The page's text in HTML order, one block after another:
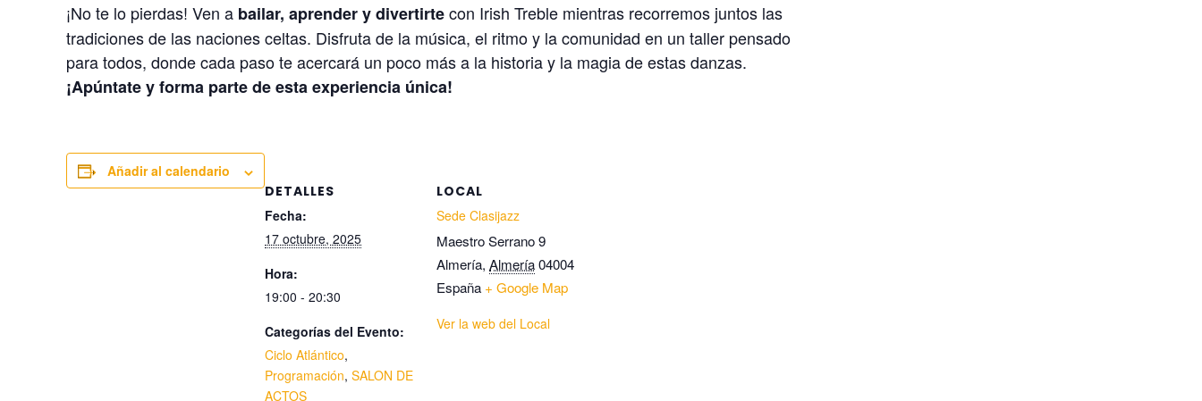
¡No te lo pierdas! Ven a bailar, aprender y divertirtecon Irish Treble mientras recorremos juntos las
tradiciones de las naciones celtas. Disfruta de la música, el ritmo y la comunidad en un taller pensado
para todos, donde cada paso te acercará un poco más a la historia y la magia de estas danzas.
¡Apúntate y forma parte de esta experiencia única!
Añadir al calendario
DETALLES
Fecha:
17 octubre, 2025
Hora:
19:00 - 20:30
Categorías del Evento:
Ciclo Atlántico,
Programación, SALON DE
ACTOS
LOCAL
Sede Clasijazz
Maestro Serrano 9
Almería, Almería04004
España + Google Map
Ver la web del Local